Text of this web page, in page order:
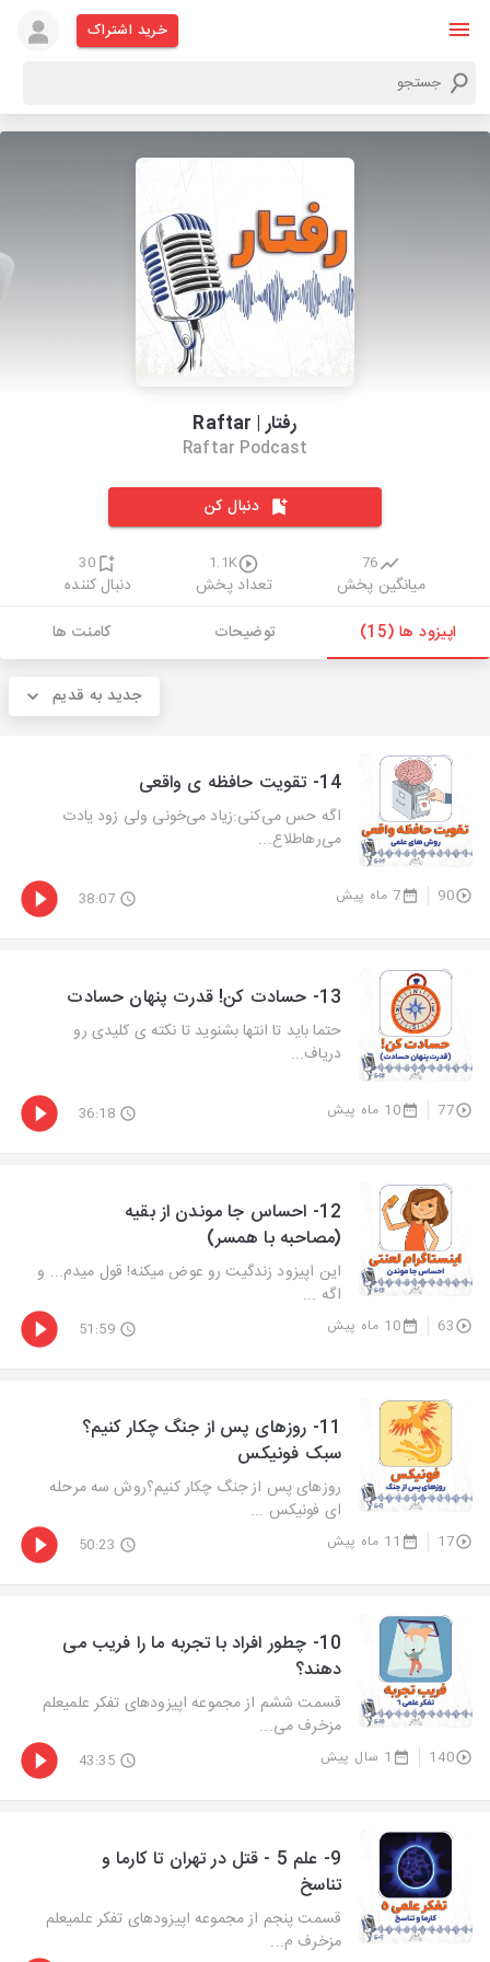
خرید اشتراک
رفتار | Raftar
Raftar Podcast
دنبال کن
76
میانگین پخش
1.1K
تعداد پخش
30
دنبال کننده
اپیزود ها (15)
توضیحات کامنت ها
جدید به قدیم
14- تقویت حافظه ی واقعی
اگه حس می‌کنی:زیاد می‌خونی ولی زود یادت
می‌رهاطلاع...
90 7 ماه پیش 38:07
13- حسادت کن! قدرت پنهان حسادت
حتما باید تا انتها بشنوید تا نکته ی کلیدی رو
دریاف...
77 10 ماه پیش 36:18
12- احساس جا موندن از بقیه
(مصاحبه با همسر)
این اپیزود زندگیت رو عوض میکنه! قول میدم... و
اگه ...
63 10 ماه پیش 51:59
11- روزهای پس از جنگ چکار کنیم؟
سبک فونیکس
روزهای پس از جنگ چکار کنیم؟روش سه مرحله
ای فونیکس ...
17 11 ماه پیش 50:23
10- چطور افراد با تجربه ما را فریب می
دهند؟
قسمت ششم از مجموعه اپیزودهای تفکر علمیعلم
مزخرف می...
140 1 سال پیش 43:35
9- علم 5 - قتل در تهران تا کارما و
تناسخ
قسمت پنجم از مجموعه اپیزودهای تفکر علمیعلم
مزخرف م...